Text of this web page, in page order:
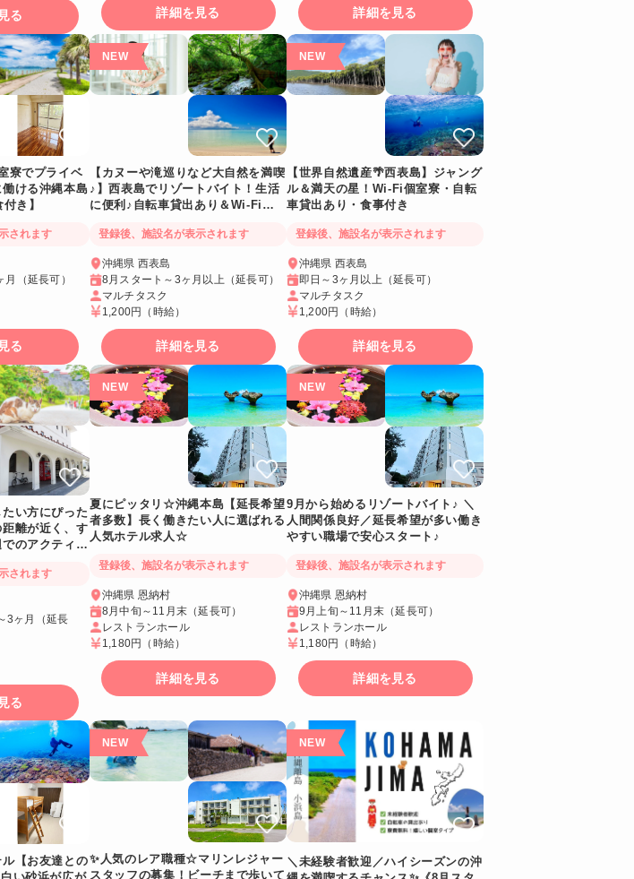
る 詳細を見る 詳細を見る
寮でプライベ
ける沖縄本島
き】
されます
（延長可）
る
【カヌーや滝巡りなど大自然を満喫
♪】西表島でリゾートバイト！生活
に便利♪自転車貸出あり＆Wi-Fiつ
登録後、施設名が表示されます
沖縄県 西表島
8月スタート～3ヶ月以上（延長可）
マルチタスク
1,200円 （時給）
詳細を見る
【世界自然遺産🌴西表島】ジャング
ル＆満天の星！Wi-Fi個室寮・自転
車貸出あり・食事付き
登録後、施設名が表示されます
沖縄県 西表島
即日～3ヶ月以上（延長可）
マルチタスク
1,200円 （時給）
詳細を見る
い方にぴった
離が近く、す
のアクティビ
されます
3ヶ月（延長
る
夏にピッタリ☆沖縄本島【延長希望
者多数】長く働きたい人に選ばれる
人気ホテル求人☆
登録後、施設名が表示されます
沖縄県 恩納村
8月中旬～11月末（延長可）
レストランホール
1,180円
（時給）
詳細を見る
9月から始めるリゾートバイト♪ ＼
人間関係良好／延長希望が多い働き
やすい職場で安心スタート♪
登録後、施設名が表示されます
沖縄県 恩納村
9月上旬～11月末（延長可）
レストランホール
1,180円
（時給）
詳細を見る
【お友達との✨人気のレア職種☆マリンレジャー
スタッフの募集！ビーチまで歩いて
＼未経験者歓迎／ハイシーズンの沖